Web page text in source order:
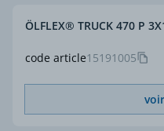
code article15191005
ÖLFLEX® TRUCK 470 P